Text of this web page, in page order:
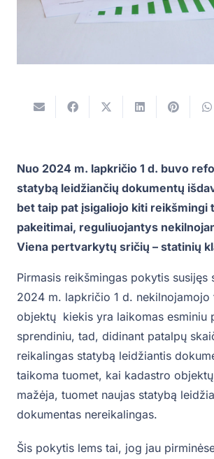
Nuo 2024 m. lapkričio 1 d. buvo
statybą leidžiančių dokumentų
bet taip pat įsigaliojo kiti reikšmingi
pakeitimai, reguliuojantys
Viena pertvarkytų sričių – statinių
Pirmasis reikšmingas pokytis susijęs
2024 m. lapkričio 1 d. nekilnojamojo
objektų kiekis yra laikomas esminiu
sprendiniu, tad, didinant patalpų
reikalingas statybą leidžiantis
taikoma tuomet, kai kadastro
mažėja, tuomet naujas statybą
dokumentas nereikalingas.
Šis pokytis lems tai, jog jau